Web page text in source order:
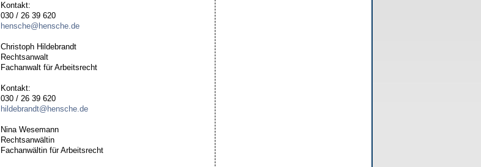
Kontakt:
030 / 26 39 620
hensche@hensche.de
Christoph Hildebrandt
Rechtsanwalt
Fachanwalt für Arbeitsrecht
Kontakt:
030 / 26 39 620
hildebrandt@hensche.de
Nina Wesemann
Rechtsanwältin
Fachanwältin für Arbeitsrecht